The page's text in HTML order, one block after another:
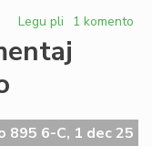
Legu pli pri
Ekde
2026
"banko"
funkcios
1 komento
895 6-C, 1 dec 25